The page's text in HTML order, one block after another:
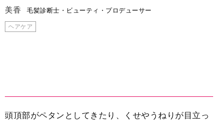
美香 毛髪診断士・ビューティ・プロデューサー
ヘアケア
頭頂部がペタンとしてきたり、くせやうねりが目立っ